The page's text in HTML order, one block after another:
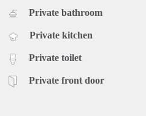
Private bathroom
Private kitchen
Private toilet
Private front door